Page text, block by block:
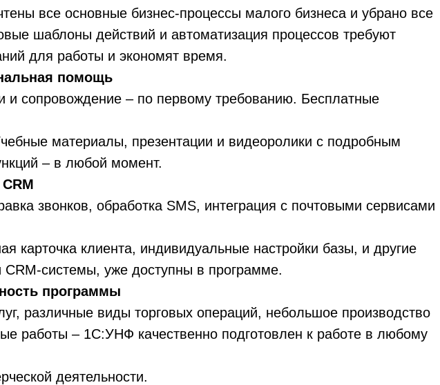
все основные бизнес-процессы малого бизнеса и убрано все
шаблоны действий и автоматизация процессов требуют
для работы и экономят время.
помощь
и сопровождение – по первому требованию. Бесплатные
материалы, презентации и видеоролики с подробным
– в любой момент.
звонков, обработка SMS, интеграция с почтовыми сервисами
карточка клиента, индивидуальные настройки базы, и другие
CRM-системы, уже доступны в программе.
программы
различные виды торговых операций, небольшое производство
работы – 1С:УНФ качественно подготовлен к работе в любому
деятельности.